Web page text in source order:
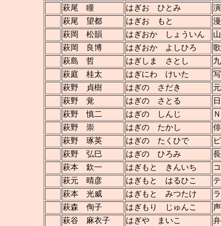
萩尾 瞳
はぎお ひとみ
萩尾 望都
はぎお もと
萩岡 松韻
はぎおか しょういん
萩岡 良博
はぎおか よしひろ
萩島 哲
はぎしま さとし
萩庭 桂太
はぎにわ けいた
萩野 貞樹
はぎの さだき
萩野 覚
はぎの さとる
萩野 慎二
はぎの しんじ
萩野 崇
はぎの たかし
萩野 琢英
はぎの たくひで
萩野 弘巳
はぎの ひろみ
萩本 欽一
はぎもと きんいち
萩元 晴彦
はぎもと はるひこ
萩本 光威
はぎもと みつたけ
萩森 侚子
はぎもり じゅんこ
萩谷 麻衣子
はぎや まいこ